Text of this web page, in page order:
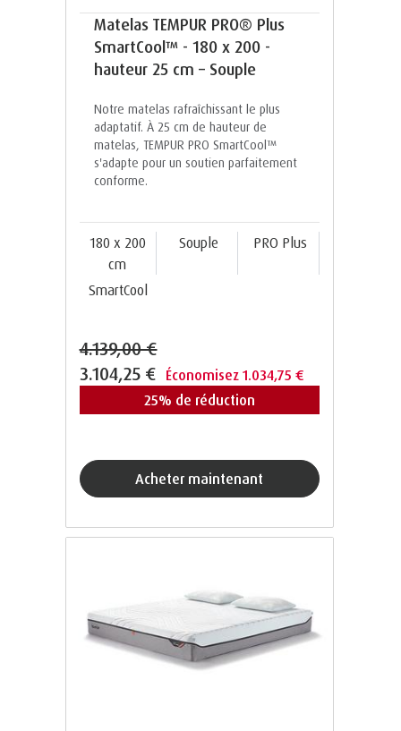
Matelas TEMPUR PRO® Plus
SmartCool™ - 180 x 200 -
hauteur 25 cm – Souple
Notre matelas rafraîchissant le plus
adaptatif. À 25 cm de hauteur de
matelas, TEMPUR PRO SmartCool™️
s'adapte pour un soutien parfaitement
conforme.
180 x 200
cm
Souple PRO Plus
SmartCool
4.139,00 €
3.104,25 € Économisez 1.034,75 €
25% de réduction
acheter maintenant